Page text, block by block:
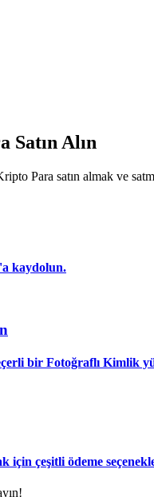
komisyonlarının tadını
üzere büyük veri analizi.
Alın
Para satın almak ve
kaydolun.
bir Fotoğraflı Kimlik
için çeşitli ödeme